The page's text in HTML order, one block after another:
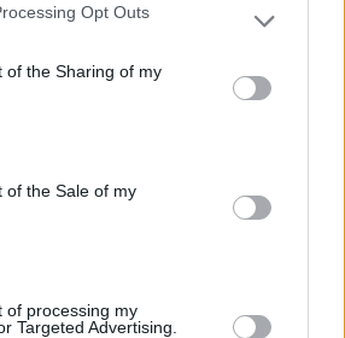
app uses one or more Google
or usage behaviour. You may click to
to Google and its third-party tags to
specified purposes in below Google
Opt Outs
of the Sharing of my
of the Sale of my
of processing my
Targeted Advertising.